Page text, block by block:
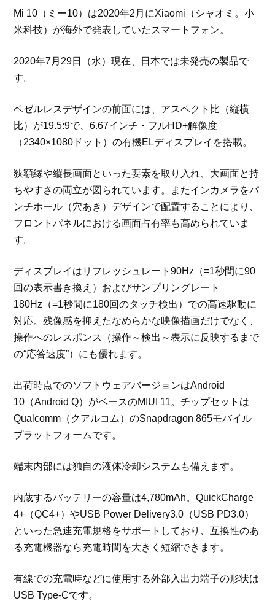
Mi 10（ミー10）は2020年2月にXiaomi（シャオミ。小
米科技）が海外で発表していたスマートフォン。
2020年7月29日（水）現在、日本では未発売の製品で
す。
ベゼルレスデザインの前面には、アスペクト比（縦横
比）が19.5:9で、6.67インチ・フルHD+解像度
（2340×1080ドット）の有機ELディスプレイを搭載。
狭額縁や縦長画面といった要素を取り入れ、大画面と持
ちやすさの両立が図られています。またインカメラをパ
ンチホール（穴あき）デザインで配置することにより、
フロントパネルにおける画面占有率も高められていま
す。
ディスプレイはリフレッシュレート90Hz（=1秒間に90
回の表示書き換え）およびサンプリングレート
180Hz（=1秒間に180回のタッチ検出）での高速駆動に
対応。残像感を抑えたなめらかな映像描画だけでなく、
操作へのレスポンス（操作～検出～表示に反映するまで
の“応答速度”）にも優れます。
出荷時点でのソフトウェアバージョンはAndroid
10（Android Q）がベースのMIUI 11。チップセットは
Qualcomm（クアルコム）のSnapdragon 865モバイル
プラットフォームです。
端末内部には独自の液体冷却システムも備えます。
内蔵するバッテリーの容量は4,780mAh。QuickCharge
4+（QC4+）やUSB Power Delivery3.0（USB PD3.0）
といった急速充電規格をサポートしており、互換性のあ
る充電機器なら充電時間を大きく短縮できます。
有線での充電時などに使用する外部入出力端子の形状は
USB Type-Cです。